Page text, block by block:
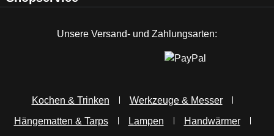
Unsere Versand- und Zahlungsarten:
Kochen & Trinken
Werkzeuge & Messer
Hängematten & Tarps
Lampen
Handwärmer